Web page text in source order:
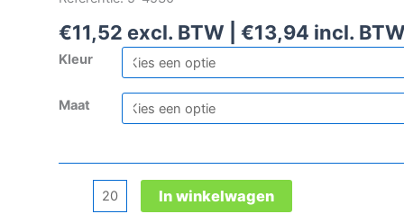
€11,52 excl. BTW | €13,94 incl.
Kleur
Maat
In winkelwagen